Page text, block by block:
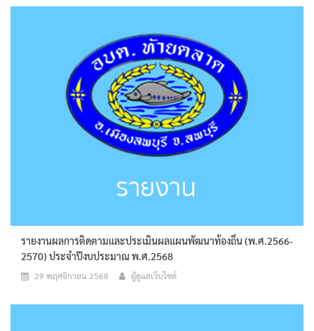
รายงานผลการติดตามและประเมินผลแผนพัฒนาท้องถิ่น (พ.ศ.2566-
2570) ประจำปีงบประมาณ พ.ศ.2568
29 พฤศจิกายน 2568 ผู้ดูแลเว็บไซต์